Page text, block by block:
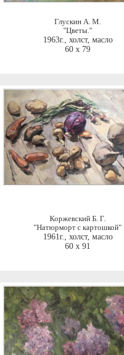
Глускин А. М.
"Цветы."
1963г., холст, масло
60 x 79
Коржевский Б. Г.
"Натюрморт с картошкой"
1961г., холст, масло
60 x 91